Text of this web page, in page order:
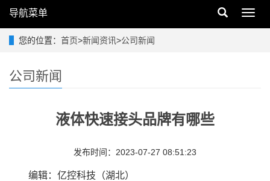
导航菜单
您的位置： 首页>新闻资讯>公司新闻
公司新闻
液体快速接头品牌有哪些
发布时间：2023-07-27 08:51:23
编辑：亿控科技（湖北）